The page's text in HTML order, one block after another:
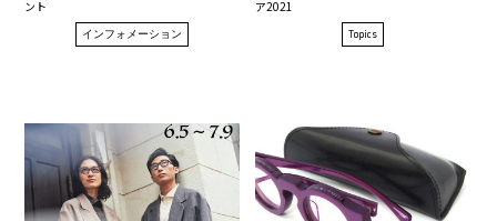
ント
インフォメーション
ア2021
Topics